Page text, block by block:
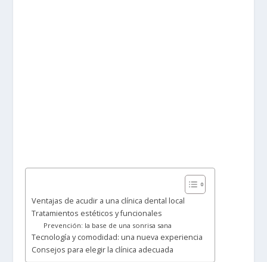
Ventajas de acudir a una clínica dental local
Tratamientos estéticos y funcionales
Prevención: la base de una sonrisa sana
Tecnología y comodidad: una nueva experiencia
Consejos para elegir la clínica adecuada